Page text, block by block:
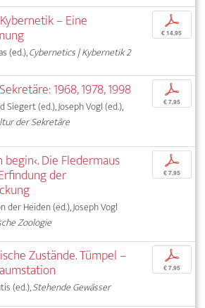
– Eine
(ed.),Cybernetics | Kybernetik 2
p
€ 14,95
1968, 1978, 1998
Siegert (ed.), Joseph Vogl (ed.),
der Sekretäre
p
€ 7,95
begin‹. Die Fledermaus
der
der Heiden (ed.), Joseph Vogl
Zoologie
p
€ 7,95
Zustände. Tümpel –
(ed.),Stehende Gewässer
p
€ 7,95